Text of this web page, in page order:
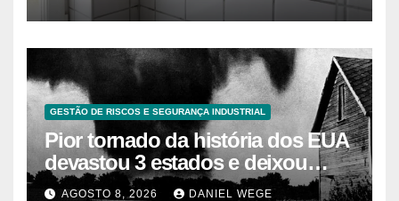
GESTÃO DE RISCOS E SEGURANÇA INDUSTRIAL
Pior tornado da história dos EUA
devastou 3 estados e deixou
centenas de mortos
AGOSTO 8, 2026 DANIEL WEGE